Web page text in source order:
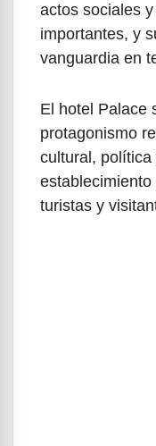
actos sociales
importantes, y
vanguardia en
El hotel Palace
protagonismo
cultural,
turistas y